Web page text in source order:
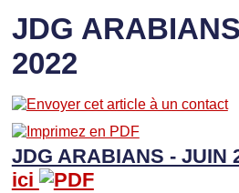
JDG
2022
JDG ARABIANS - JUIN
ici